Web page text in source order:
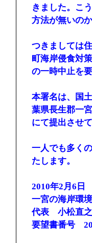
きました。こ
方法が無いの
つきましては
町海岸侵食対
の一時中止を
本署名は、国
葉県長生郡一
にて提出させ
一人でも多く
たします。
2010年2月6日
一宮の海岸環
代表 小松直之
要望書番号